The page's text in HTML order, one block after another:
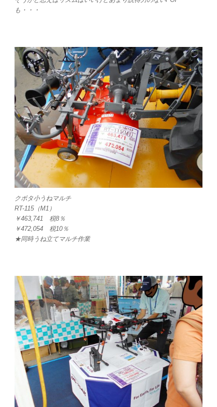
も・・・
クボタ小うねマルチ
RT-115（M1）
￥463,741 税8％
￥472,054 税10％
★同時うね立てマルチ作業